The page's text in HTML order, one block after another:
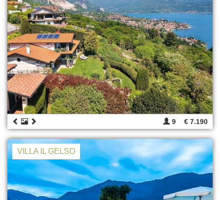
9 € 7.190
VILLA IL GELSO